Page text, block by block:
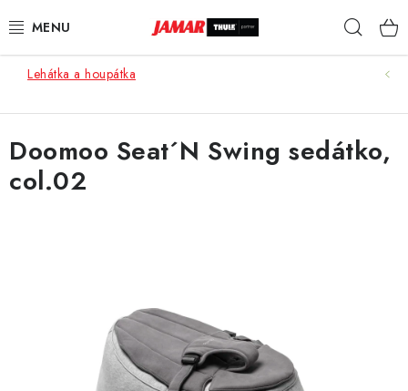
na
STŘEŠNÍ NOSIČE
STŘEŠNÍ BOXY
AUTOPOTAHY ŠITÉ NA MÍRU
AUTODOPLŇKY
Lehátka a houpátka
Doomoo Seat´N Swing sedátko,
col.02